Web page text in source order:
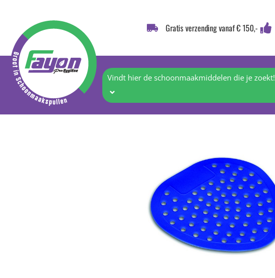
Gratis verzending vanaf € 150,-
Vindt hier de schoonmaakmiddelen die je zoekt!